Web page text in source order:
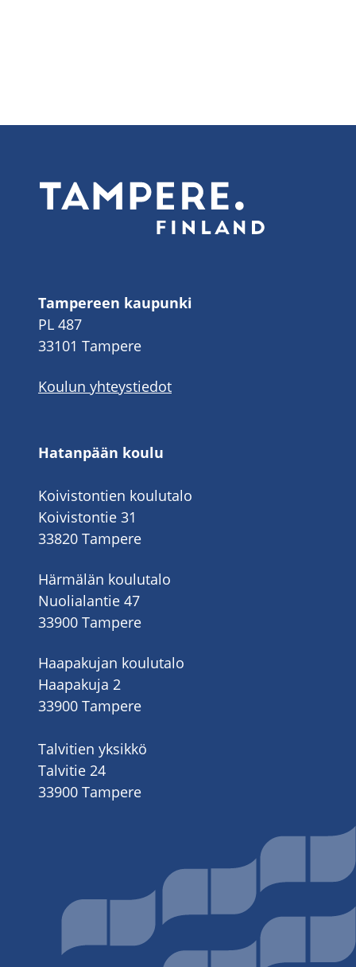
Tampereen kaupunki
PL 487
33101 Tampere
Koulun yhteystiedot
Hatanpään koulu
Koivistontien koulutalo
Koivistontie 31
33820 Tampere
Härmälän koulutalo
Nuolialantie 47
33900 Tampere
Haapakujan koulutalo
Haapakuja 2
33900 Tampere
Talvitien yksikkö
Talvitie 24
33900 Tampere